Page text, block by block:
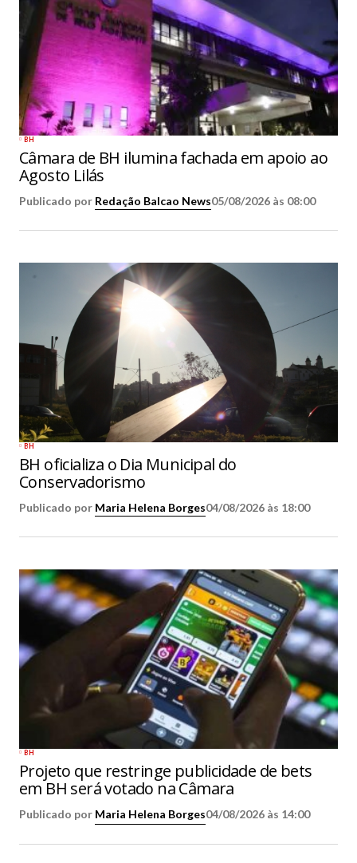
BH
Câmara de BH ilumina fachada em apoio ao
Agosto Lilás
Publicado por Redação Balcao News05/08/2026 às 08:00
BH
BH oficializa o Dia Municipal do
Conservadorismo
Publicado por Maria Helena Borges04/08/2026 às 18:00
BH
Projeto que restringe publicidade de bets
em BH será votado na Câmara
Publicado por Maria Helena Borges04/08/2026 às 14:00